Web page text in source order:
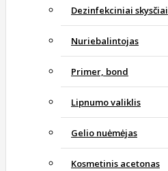
Dezinfekciniai skysčiai
Nuriebalintojas
Primer, bond
Lipnumo valiklis
Gelio nuėmėjas
Kosmetinis acetonas